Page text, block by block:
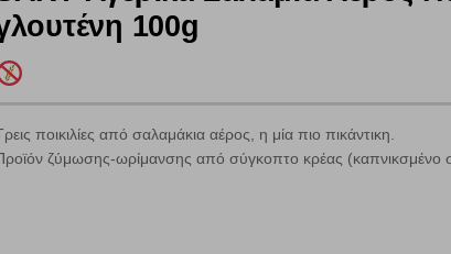
100g
ποικιλίες από σαλαμάκια αέρος, η μία πιο πικάντικη.
ζύμωσης-ωρίμανσης από σύγκοπτο κρέας (καπνικσμένο